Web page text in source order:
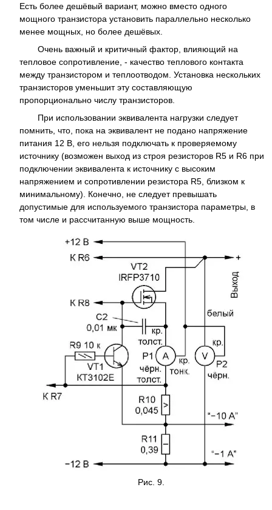
Есть более дешёвый вариант, можно вместо одного
мощного транзистора установить параллельно несколько
менее мощных, но более дешёвых.
Очень важный и критичный фактор, влияющий на
тепловое сопротивление, - качество теплового контакта
между транзистором и теплоотводом. Установка нескольких
транзисторов уменьшит эту составляющую
пропорционально числу транзисторов.
При использовании эквивалента нагрузки следует
помнить, что, пока на эквивалент не подано напряжение
питания 12 В, его нельзя подключать к проверяемому
источнику (возможен выход из строя резисторов R5 и R6 при
подключении эквивалента к источнику с высоким
напряжением и сопротивлении резистора R5, близком к
минимальному). Конечно, не следует превышать
допустимые для используемого транзистора параметры, в
том числе и рассчитанную выше мощность.
Рис. 9.